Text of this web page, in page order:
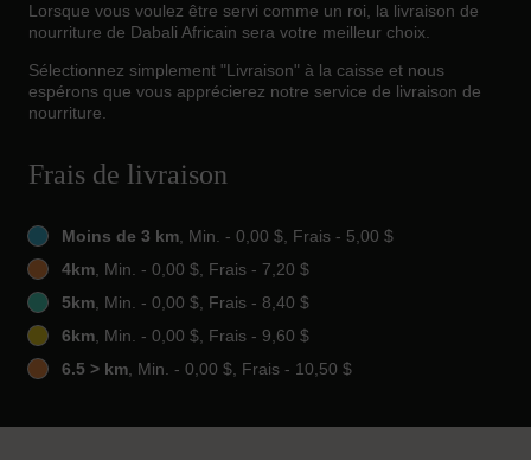
Lorsque vous voulez être servi comme un roi, la livraison de
nourriture de Dabali Africain sera votre meilleur choix.
Sélectionnez simplement "Livraison" à la caisse et nous
espérons que vous apprécierez notre service de livraison de
nourriture.
Frais de livraison
Moins de 3 km, Min. - 0,00 $, Frais - 5,00 $
4km, Min. - 0,00 $, Frais - 7,20 $
5km, Min. - 0,00 $, Frais - 8,40 $
6km, Min. - 0,00 $, Frais - 9,60 $
6.5 > km, Min. - 0,00 $, Frais - 10,50 $